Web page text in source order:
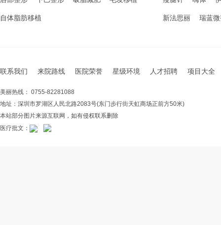
自体脂肪移植 新法思丽 瑞蓝
联系我们 来院路线 医院荣誉 星级环境 人才招聘 项目大全
美丽热线： 0755-82281088
地址：深圳市罗湖区人民北路2083号(东门步行街天虹商场正前方50米)
本站部分图片来源互联网，如有侵权联系删除
医疗批文：